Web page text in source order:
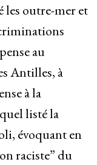
les outre-mer et
au
Antilles, à
à la
listé la
évoquant en
raciste” du